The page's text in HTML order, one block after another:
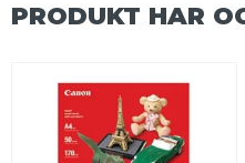
PRODUKT HAR